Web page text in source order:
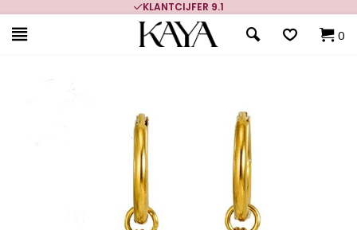
KLANTCIJFER 9.1
0